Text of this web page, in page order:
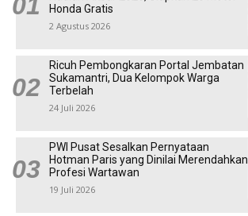
Honda Gratis
2 Agustus 2026
Ricuh Pembongkaran Portal Jembatan
Sukamantri, Dua Kelompok Warga
Terbelah
24 Juli 2026
PWI Pusat Sesalkan Pernyataan
Hotman Paris yang Dinilai Merendahkan
Profesi Wartawan
19 Juli 2026